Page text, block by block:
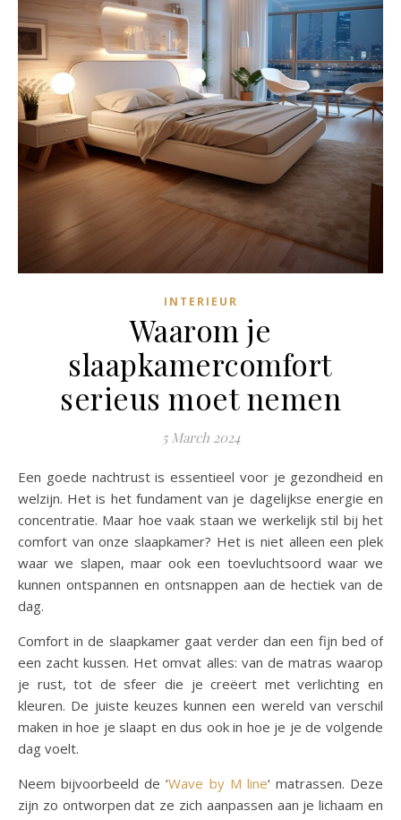
INTERIEUR
Waarom je
slaapkamercomfort
serieus moet nemen
5 March 2024
Een goede nachtrust is essentieel voor je gezondheid en
welzijn. Het is het fundament van je dagelijkse energie en
concentratie. Maar hoe vaak staan we werkelijk stil bij het
comfort van onze slaapkamer? Het is niet alleen een plek
waar we slapen, maar ook een toevluchtsoord waar we
kunnen ontspannen en ontsnappen aan de hectiek van de
dag.
Comfort in de slaapkamer gaat verder dan een fijn bed of
een zacht kussen. Het omvat alles: van de matras waarop
je rust, tot de sfeer die je creëert met verlichting en
kleuren. De juiste keuzes kunnen een wereld van verschil
maken in hoe je slaapt en dus ook in hoe je je de volgende
dag voelt.
Neem bijvoorbeeld de ‘Wave by M line‘ matrassen. Deze
zijn zo ontworpen dat ze zich aanpassen aan je lichaam en